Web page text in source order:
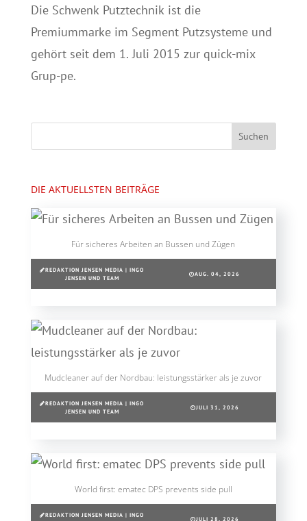
Die Schwenk Putztechnik ist die
Premiummarke im Segment Putzsysteme und
gehört seit dem 1. Juli 2015 zur quick-mix
Grup-pe.
DIE AKTUELLSTEN BEITRÄGE
Für sicheres Arbeiten an Bussen und Zügen
REDAKTION JENSEN MEDIA | INGO
JENSEN UND TEAM
AUG. 04, 2026
Mudcleaner auf der Nordbau: leistungsstärker als je zuvor
REDAKTION JENSEN MEDIA | INGO
JENSEN UND TEAM
JULI 31, 2026
World first: ematec DPS prevents side pull
REDAKTION JENSEN MEDIA | INGO
JULI 28, 2026